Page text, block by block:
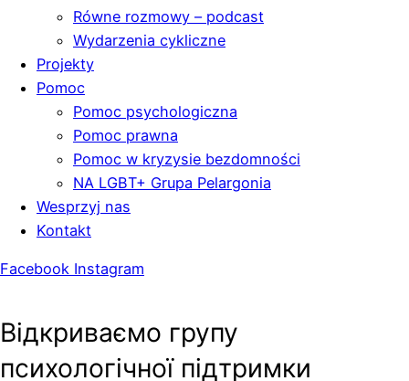
Równe rozmowy – podcast
Wydarzenia cykliczne
Projekty
Pomoc
Pomoc psychologiczna
Pomoc prawna
Pomoc w kryzysie bezdomności
NA LGBT+ Grupa Pelargonia
Wesprzyj nas
Kontakt
Facebook Instagram
Відкриваємо групу
психологічної підтримки